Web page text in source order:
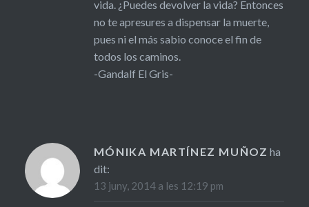
vida. ¿Puedes devolver la vida? Entonces
no te apresures a dispensar la muerte,
pues ni el más sabio conoce el fin de
todos los caminos.
-Gandalf El Gris-
MÓNIKA MARTÍNEZ MUÑOZ ha
dit:
13 juny, 2014 a les 12:19 pm